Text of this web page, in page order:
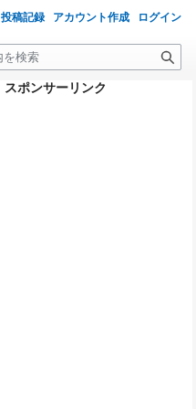
投稿記録 アカウント作成 ログイン
スポンサーリンク